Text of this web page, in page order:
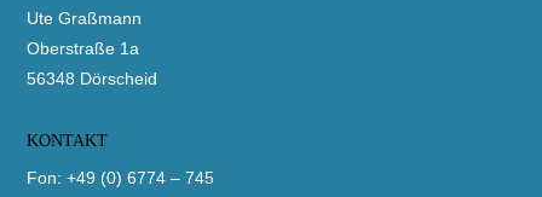
Ute Graßmann
Oberstraße 1a
56348 Dörscheid
KONTAKT
Fon: +49 (0) 6774 – 745